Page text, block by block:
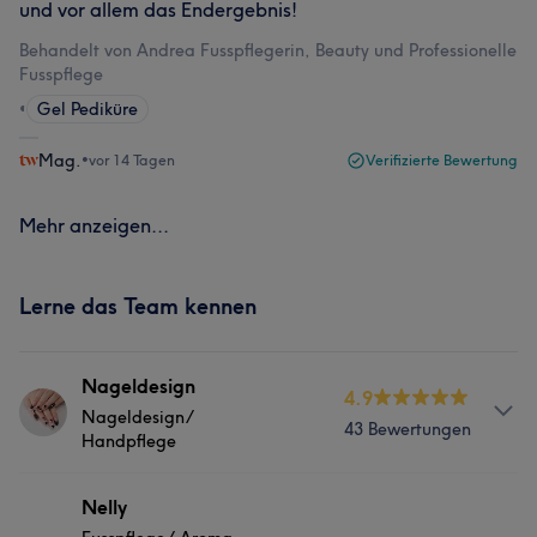
und vor allem das Endergebnis!
Behandelt von Andrea Fusspflegerin, Beauty und Professionelle
Fusspflege
•
Gel Pediküre
Mag. •vor 14 Tagen Verifizierte Bewertung
Mehr anzeigen...
Lerne das Team kennen
Nageldesign
Nageldesign/
Handpflege
4.9
43 Bewertungen
Nelly